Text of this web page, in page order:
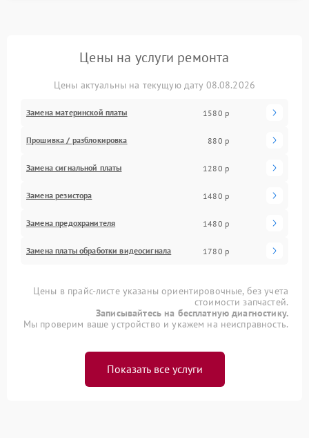
Цены на услуги ремонта
Цены актуальны на текущую дату 08.08.2026
Замена материнской платы 1580 р
Прошивка / разблокировка 880 р
Замена сигнальной платы 1280 р
Замена резистора 1480 р
Замена предохранителя 1480 р
Замена платы обработки видеосигнала 1780 р
Цены в прайс-листе указаны ориентировочные, без учета
стоимости запчастей.
Записывайтесь на бесплатную диагностику.
Мы проверим ваше устройство и укажем на неисправность.
Показать все услуги